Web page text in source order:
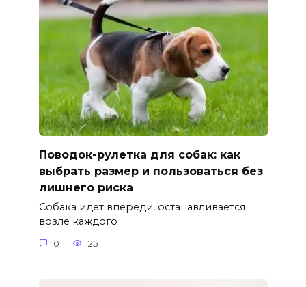
Поводок-рулетка для собак: как
выбрать размер и пользоваться без
лишнего риска
Собака идет впереди, останавливается
возле каждого
0 25